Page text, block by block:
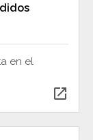
en el
open_in_new